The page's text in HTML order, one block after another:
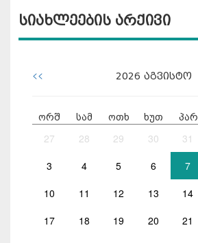
სიახლეების არქივი
<< 2026 აგვისტო
ორშ სამ ოთხ ხუთ პარ
27 28 29 30 31
3 4 5 6 7
10 11 12 13 14
17 18 19 20 21